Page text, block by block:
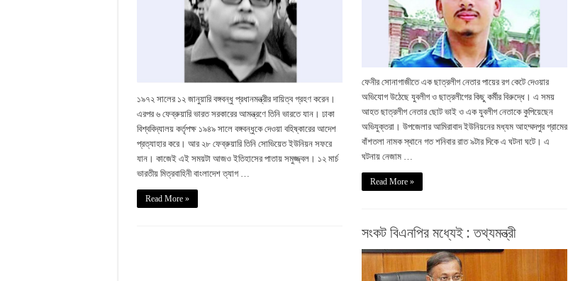
ফেনীর সোনাগাজীতে এক ছাত্রলীগ নেতার পায়ের রগ কেটে দেওয়ার
অভিযোগ উঠেছে যুবলীগ ও ছাত্রলীগের কিছু কর্মীর বিরুদ্ধে। এ সময়
আহত ছাত্রলীগ নেতার ছোট ভাই ও এক যুবলীগ নেতাকে কুপিয়েছেন
অভিযুক্তরা। উপজেলার আমিরাবাদ ইউনিয়নের মধ্যম আহম্মদপুর গ্রামের
বাঁশতলা নামক স্থানে গত শনিবার রাত ৯টার দিকে এ ঘটনা ঘটে। এ
ঘটনায় নেজাম …
Read More »
১৯৭২ সালের ১২ জানুয়ারি বঙ্গবন্ধু প্রধানমন্ত্রীর দায়িত্ব গ্রহণ করেন।
এরপর ৬ ফেব্রুয়ারি ভারত সরকারের আমন্ত্রণে তিনি ভারতে যান। ঢাকা
বিশ্ববিদ্যালয় কর্তৃপক্ষ ১৯৪৯ সালে বঙ্গবন্ধুকে দেওয়া বহিষ্কারের আদেশ
প্রত্যাহার করে। আর ২৮ ফেব্রুয়ারি তিনি সোভিয়েত ইউনিয়ন সফরে
যান। কাজেই এই সময়টা আজও ইতিহাসের পাতায় সমুজ্জ্বল। ১২ মার্চ
ভারতীয় মিত্রবাহিনী বাংলাদেশ ত্যাগ …
Read More »
সংকট বিএনপির মধ্যেই : তথ্যমন্ত্রী